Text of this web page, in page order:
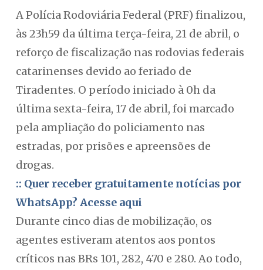
A Polícia Rodoviária Federal (PRF) finalizou,
às 23h59 da última terça-feira, 21 de abril, o
reforço de fiscalização nas rodovias federais
catarinenses devido ao feriado de
Tiradentes. O período iniciado à 0h da
última sexta-feira, 17 de abril, foi marcado
pela ampliação do policiamento nas
estradas, por prisões e apreensões de
drogas.
:: Quer receber gratuitamente notícias por
WhatsApp? Acesse aqui
Durante cinco dias de mobilização, os
agentes estiveram atentos aos pontos
críticos nas BRs 101, 282, 470 e 280. Ao todo,